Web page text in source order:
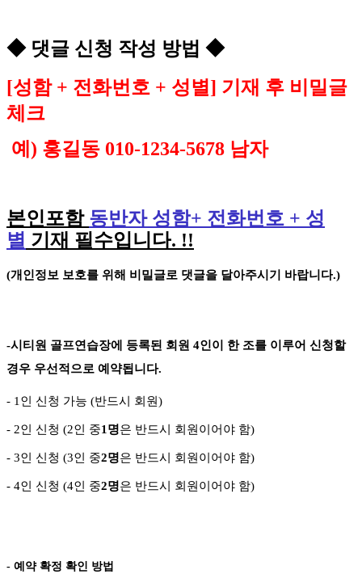
◆ 댓글 신청 작성 방법 ◆
[성함 + 전화번호 + 성별] 기재 후 비밀글
체크
예 ) 홍길동 010-1234-5678 남자
본인포함 동반자 성함+ 전화번호 + 성
별 기재 필수입니다. !!
(개인정보 보호를 위해 비밀글로 댓글을 달아주시기 바랍니다.)
-시티원 골프연습장에 등록된 회원 4인이 한 조를 이루어 신청할
경우 우선적으로 예약됩니다.
- 1인 신청 가능 (반드시 회원)
- 2인 신청 (2인 중1명은 반드시 회원이어야 함)
- 3인 신청 (3인 중2명은 반드시 회원이어야 함)
- 4인 신청 (4인 중2명은 반드시 회원이어야 함)
- 예약 확정 확인 방법